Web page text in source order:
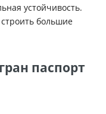
устойчивость.
большие
паспорт